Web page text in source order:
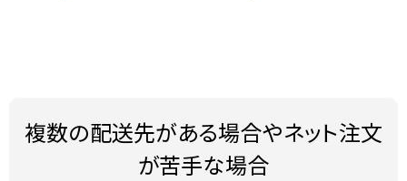
複数の配送先がある場合やネット注文
が苦手な場合